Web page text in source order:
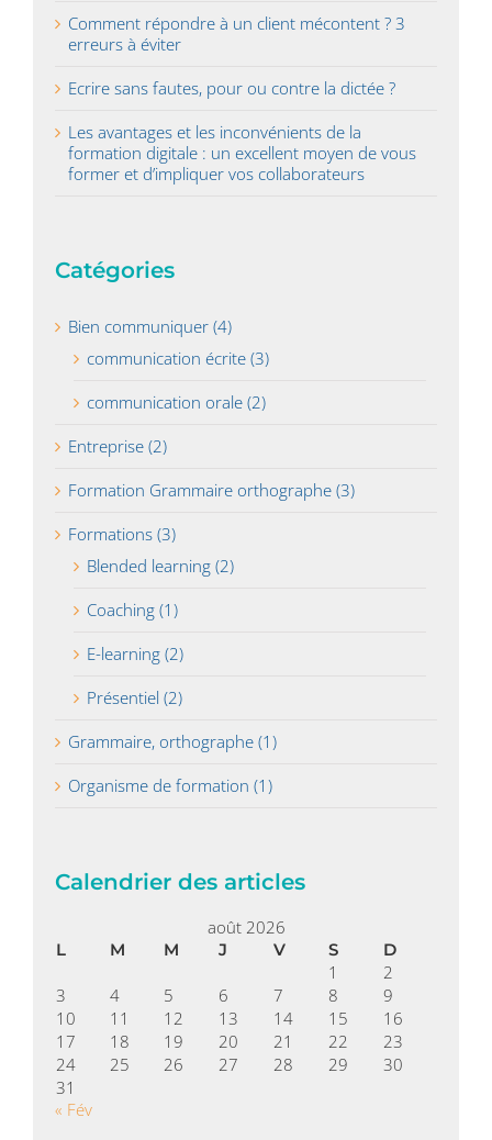
Comment répondre à un client mécontent ? 3
erreurs à éviter
Ecrire sans fautes, pour ou contre la dictée ?
Les avantages et les inconvénients de la
formation digitale : un excellent moyen de vous
former et d’impliquer vos collaborateurs
Catégories
Bien communiquer (4)
communication écrite (3)
communication orale (2)
Entreprise (2)
Formation Grammaire orthographe (3)
Formations (3)
Blended learning (2)
Coaching (1)
E-learning (2)
Présentiel (2)
Grammaire, orthographe (1)
Organisme de formation (1)
Calendrier des articles
août 2026
L M M J V S D
1
2
3
4 5 6 7 8
9
10
11 12 13 14 15
16
17
18 19 20 21 22
23
24
25 26 27 28 29
30
31
« Fév